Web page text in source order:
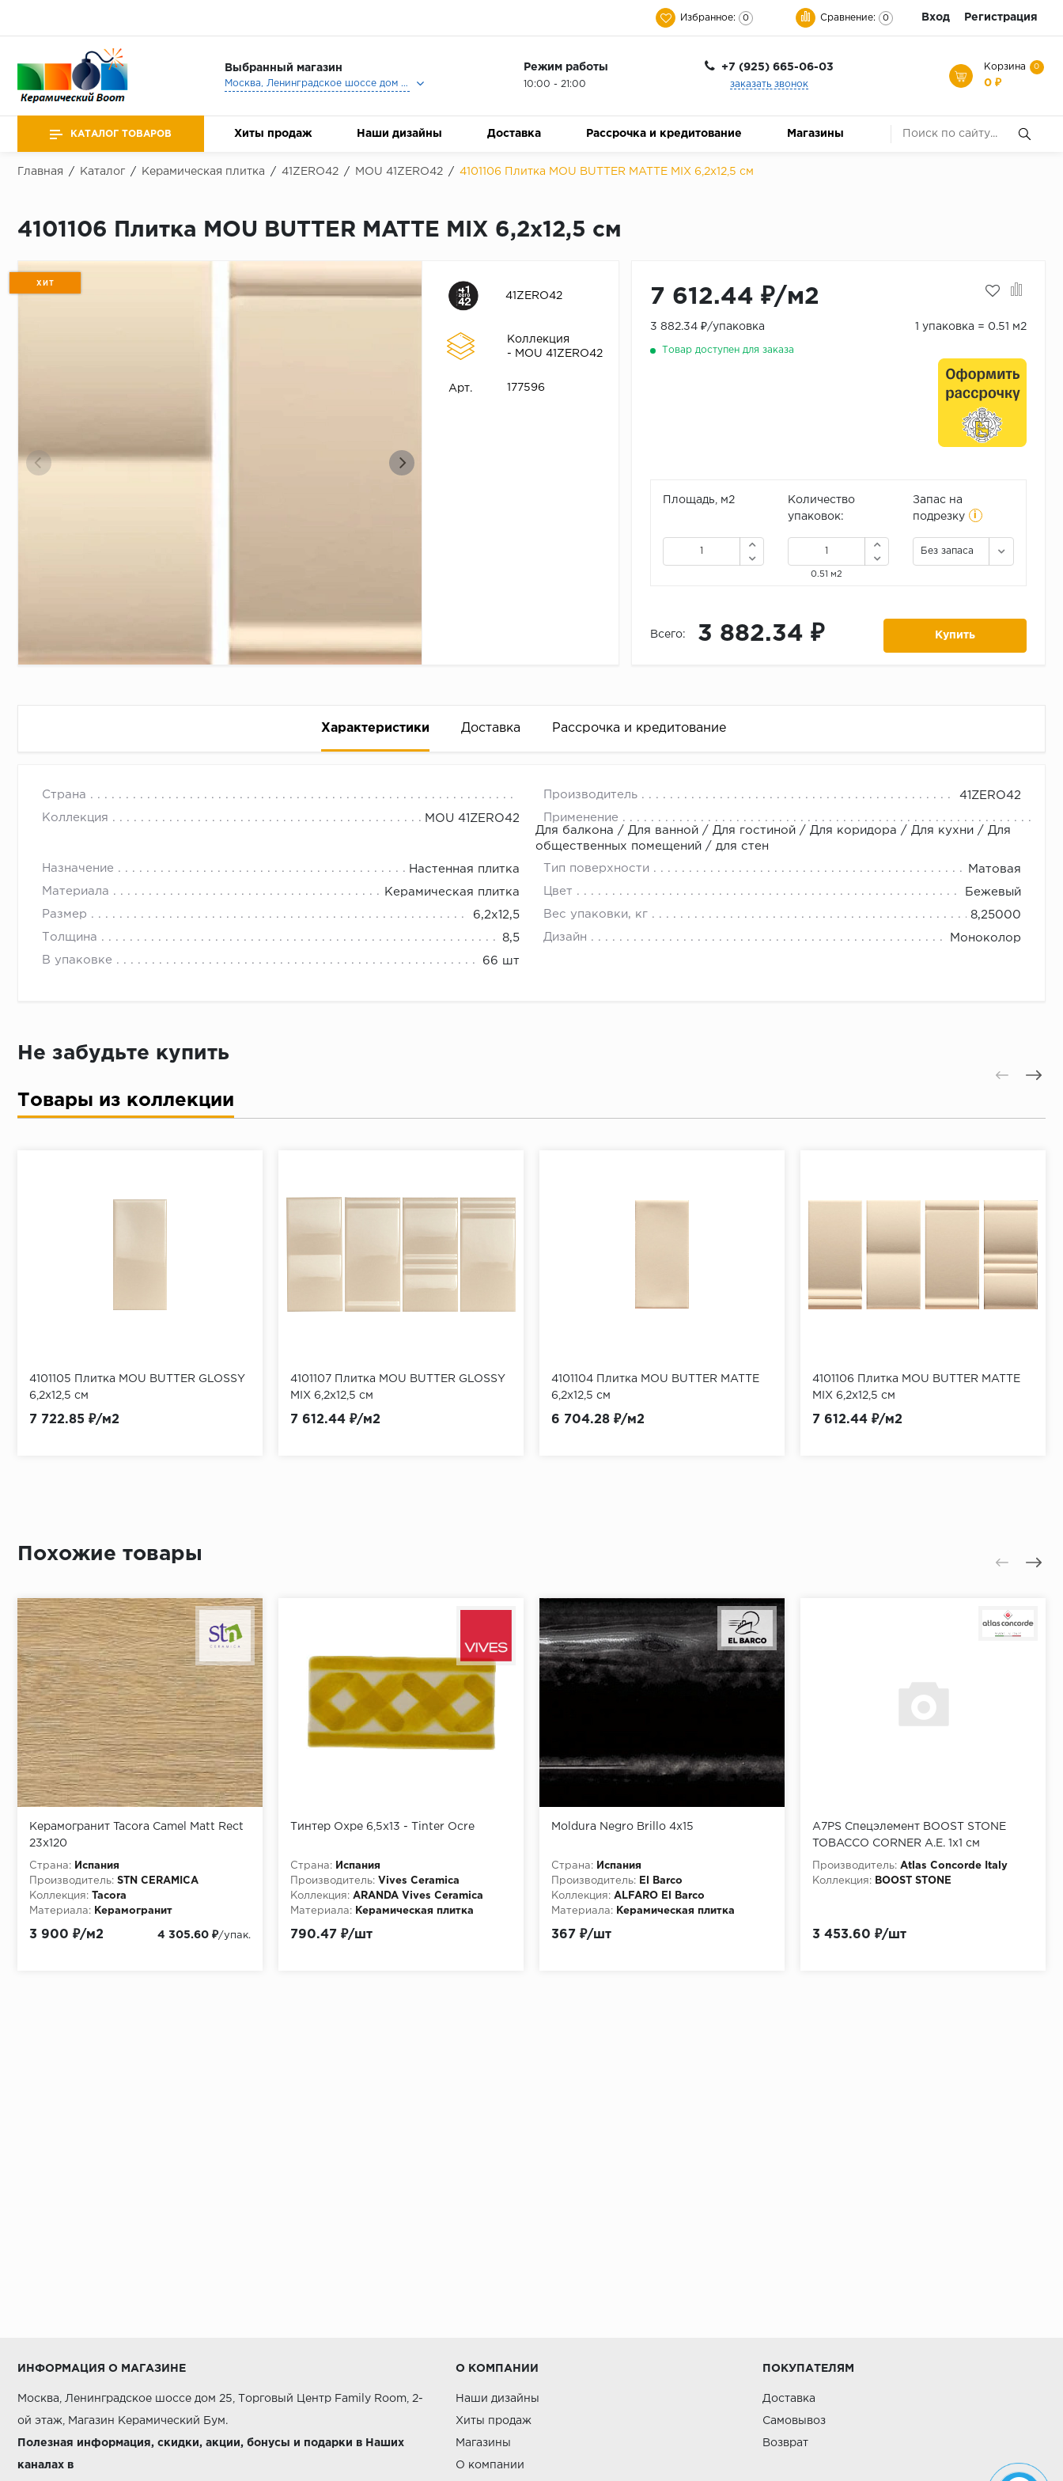
Избранное: 0 Сравнение: 0 Вход Регистрация
Выбранный магазин
Москва, Ленинградское шоссе дом 25, Торговый Центр Family Room, 2-ой этаж, Магазин Керамический Бум.
Режим работы
10:00 - 21:00
+7 (925) 665-06-03
заказать звонок
Корзина 0
0 ₽
КАТАЛОГ ТОВАРОВ Хиты продаж Наши дизайны Доставка Рассрочка и кредитование Магазины
Главная / Каталог / Керамическая плитка / 41ZERO42 / MOU 41ZERO42 / 4101106 Плитка MOU BUTTER MATTE MIX 6,2x12,5 см
4101106 Плитка MOU BUTTER MATTE MIX 6,2x12,5 см
ХИТ
41ZERO42
Коллекция
- MOU 41ZERO42
Арт. 177596
7 612.44 ₽/м2
3 882.34 ₽/упаковка 1 упаковка = 0.51 м2
Товар доступен для заказа
Площадь, м2
Количество
упаковок:
0.51 м2
Запас на
подрезку
i
Без запаса
Всего: 3 882.34 ₽ Купить
Характеристики Доставка Рассрочка и кредитование
Страна Производитель 41ZERO42
Коллекция MOU 41ZERO42
Применение
Для балкона / Для ванной / Для гостиной / Для коридора / Для кухни / Для
общественных помещений / для стен
Назначение Настенная плитка Тип поверхности Матовая
Материала Керамическая плитка Цвет Бежевый
Размер 6,2x12,5 Вес упаковки, кг 8,25000
Толщина 8,5 Дизайн Моноколор
В упаковке 66 шт
Не забудьте купить
Товары из коллекции
4101105 Плитка MOU BUTTER GLOSSY
6,2x12,5 см
7 722.85 ₽/м2
4101107 Плитка MOU BUTTER GLOSSY
MIX 6,2x12,5 см
7 612.44 ₽/м2
4101104 Плитка MOU BUTTER MATTE
6,2x12,5 см
6 704.28 ₽/м2
4101106 Плитка MOU BUTTER MATTE
MIX 6,2x12,5 см
7 612.44 ₽/м2
Похожие товары
Керамогранит Tacora Camel Matt Rect
23x120
Страна:
Испания
Производитель: STN CERAMICA
Коллекция:
Tacora
Материала:
Керамогранит
3 900 ₽/м2 4 305.60 ₽/упак.
Тинтер Охре 6,5х13 - Tinter Ocre
Страна:
Испания
Производитель: Vives Ceramica
Коллекция: ARANDA Vives Ceramica
Материала:
Керамическая плитка
790.47 ₽/шт
Moldura Negro Brillo 4x15
Страна:
Испания
Производитель:
El Barco
Коллекция: ALFARO El Barco
Материала:
Керамическая плитка
367 ₽/шт
A7PS Спецэлемент BOOST STONE
TOBACCO CORNER A.E. 1x1 см
Производитель: Atlas Concorde Italy
Коллекция:
BOOST STONE
3 453.60 ₽/шт
ИНФОРМАЦИЯ О МАГАЗИНЕ
Москва, Ленинградское шоссе дом 25, Торговый Центр Family Room, 2-
ой этаж, Магазин Керамический Бум.
Полезная информация, скидки, акции, бонусы и подарки в Наших
каналах в
О КОМПАНИИ
Наши дизайны
Хиты продаж
Магазины
О компании
ПОКУПАТЕЛЯМ
Доставка
Самовывоз
Возврат